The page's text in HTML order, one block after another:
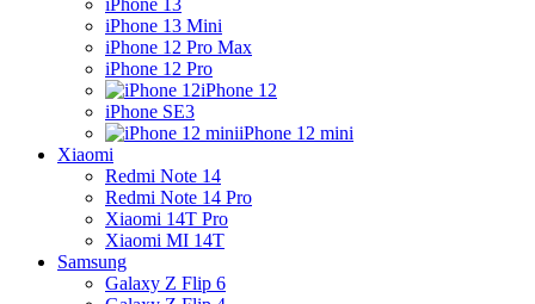
iPhone 13
iPhone 13 Mini
iPhone 12 Pro Max
iPhone 12 Pro
iPhone 12
iPhone SE3
iPhone 12 mini
Xiaomi
Redmi Note 14
Redmi Note 14 Pro
Xiaomi 14T Pro
Xiaomi MI 14T
Samsung
Galaxy Z Flip 6